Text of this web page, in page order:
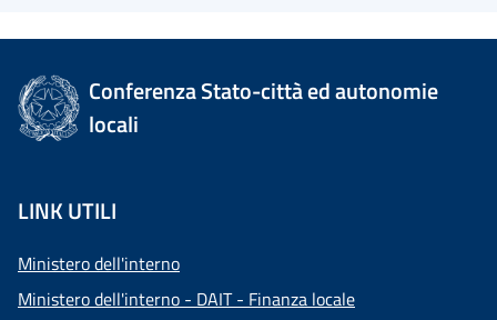
Conferenza Stato-città ed autonomie
locali
LINK UTILI
Ministero dell'interno
Ministero dell'interno - DAIT - Finanza locale